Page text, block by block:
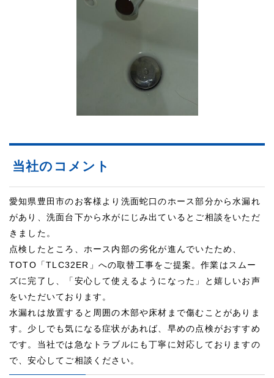
当社のコメント
愛知県豊田市のお客様より洗面蛇口のホース部分から水漏れ
があり、洗面台下から水がにじみ出ているとご相談をいただ
きました。
点検したところ、ホース内部の劣化が進んでいたため、
TOTO「TLC32ER」への取替工事をご提案。作業はスムー
ズに完了し、「安心して使えるようになった」と嬉しいお声
をいただいております。
水漏れは放置すると周囲の木部や床材まで傷むことがありま
す。少しでも気になる症状があれば、早めの点検がおすすめ
です。当社では急なトラブルにも丁寧に対応しておりますの
で、安心してご相談ください。